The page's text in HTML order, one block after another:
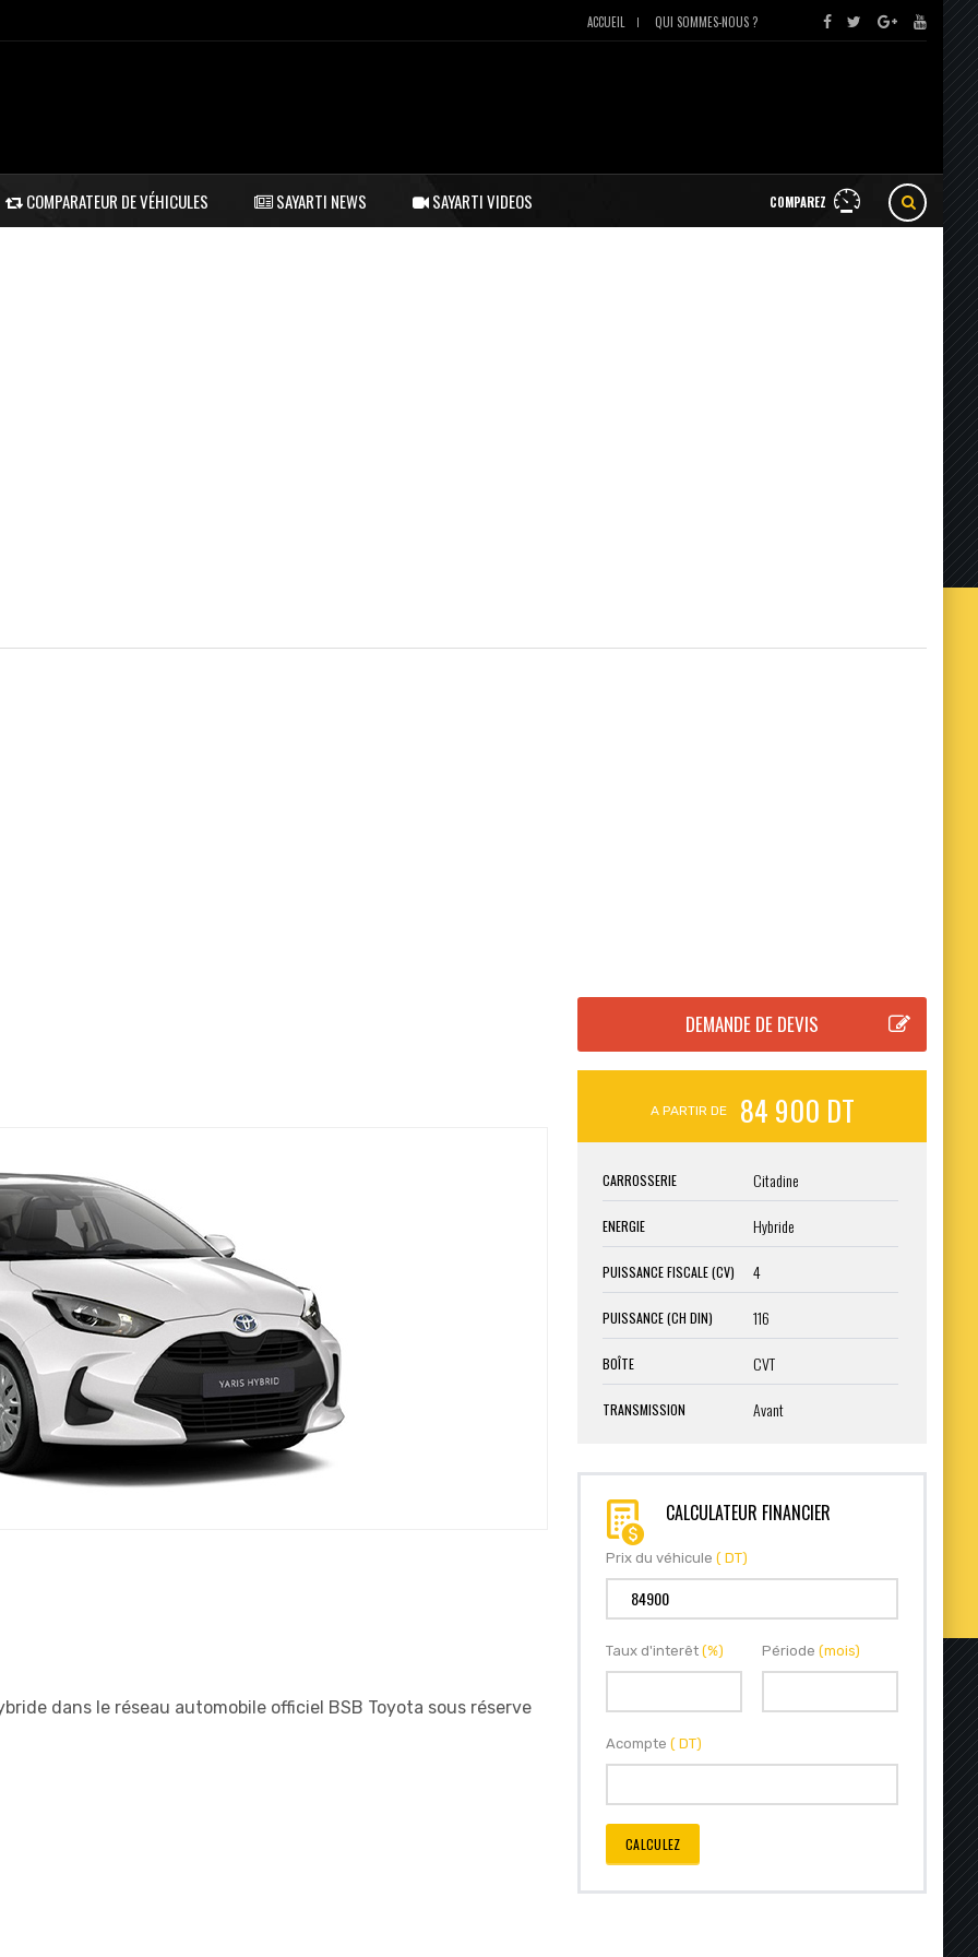
ACCUEIL QUI SOMMES-NOUS ?
COMPAREZ
COMPARATEUR DE VÉHICULES SAYARTI NEWS SAYARTI VIDEOS
dans le réseau automobile officiel BSB Toyota sous réserve
A PARTIR DE 84 900 DT
CARROSSERIE Citadine
ENERGIE Hybride
PUISSANCE FISCALE (CV) 4
PUISSANCE (CH DIN) 116
BOÎTE CVT
TRANSMISSION Avant
CALCULATEUR FINANCIER
Prix du véhicule ( DT)
Taux d'interêt (%) Période (mois)
Acompte ( DT)
CALCULEZ